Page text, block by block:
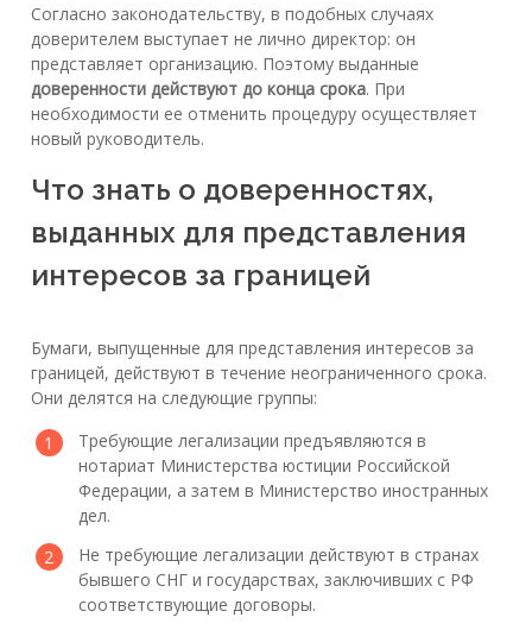
Согласно законодательству, в подобных случаях
доверителем выступает не лично директор: он
представляет организацию. Поэтому выданные
доверенности действуют до конца срока. При
необходимости ее отменить процедуру осуществляет
новый руководитель.
Что знать о доверенностях,
выданных для представления
интересов за границей
Бумаги, выпущенные для представления интересов за
границей, действуют в течение неограниченного срока.
Они делятся на следующие группы:
Требующие легализации предъявляются в
нотариат Министерства юстиции Российской
Федерации, а затем в Министерство иностранных
дел.
Не требующие легализации действуют в странах
бывшего СНГ и государствах, заключивших с РФ
соответствующие договоры.